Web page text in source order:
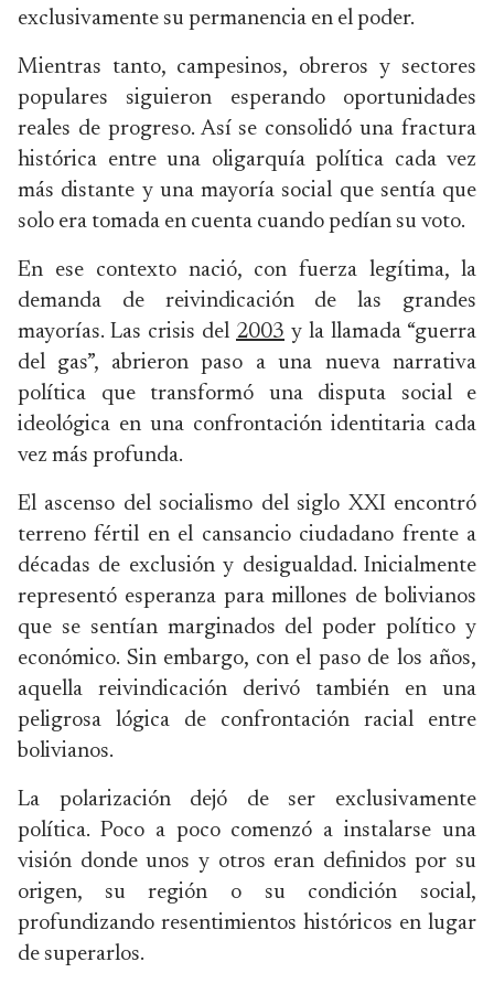
exclusivamente su permanencia en el poder.
Mientras tanto, campesinos, obreros y sectores
populares siguieron esperando oportunidades
reales de progreso. Así se consolidó una fractura
histórica entre una oligarquía política cada vez
más distante y una mayoría social que sentía que
solo era tomada en cuenta cuando pedían su voto.
En ese contexto nació, con fuerza legítima, la
demanda de reivindicación de las grandes
mayorías. Las crisis del 2003 y la llamada “guerra
del gas”, abrieron paso a una nueva narrativa
política que transformó una disputa social e
ideológica en una confrontación identitaria cada
vez más profunda.
El ascenso del socialismo del siglo XXI encontró
terreno fértil en el cansancio ciudadano frente a
décadas de exclusión y desigualdad. Inicialmente
representó esperanza para millones de bolivianos
que se sentían marginados del poder político y
económico. Sin embargo, con el paso de los años,
aquella reivindicación derivó también en una
peligrosa lógica de confrontación racial entre
bolivianos.
La polarización dejó de ser exclusivamente
política. Poco a poco comenzó a instalarse una
visión donde unos y otros eran definidos por su
origen, su región o su condición social,
profundizando resentimientos históricos en lugar
de superarlos.